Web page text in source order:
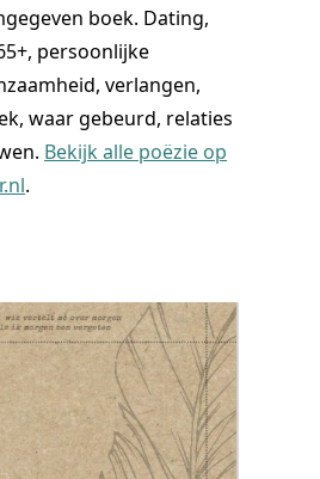
boek. Dating,
persoonlijke
verlangen,
waar gebeurd, relaties
Bekijk alle poëzie op
.